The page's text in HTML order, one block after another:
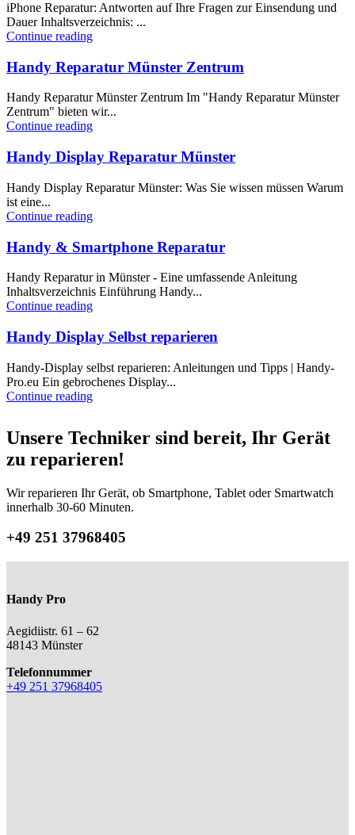
iPhone Reparatur: Antworten auf Ihre Fragen zur Einsendung und
Dauer Inhaltsverzeichnis: ...
Continue reading
Handy Reparatur Münster Zentrum
Handy Reparatur Münster Zentrum Im "Handy Reparatur Münster
Zentrum" bieten wir...
Continue reading
Handy Display Reparatur Münster
Handy Display Reparatur Münster: Was Sie wissen müssen Warum
ist eine...
Continue reading
Handy & Smartphone Reparatur
Handy Reparatur in Münster - Eine umfassende Anleitung
Inhaltsverzeichnis Einführung Handy...
Continue reading
Handy Display Selbst reparieren
Handy-Display selbst reparieren: Anleitungen und Tipps | Handy-
Pro.eu Ein gebrochenes Display...
Continue reading
Unsere Techniker sind bereit, Ihr Gerät
zu reparieren!
Wir reparieren Ihr Gerät, ob Smartphone, Tablet oder Smartwatch
innerhalb 30-60 Minuten.
+49 251 37968405
Handy Pro
Aegidiistr. 61 – 62
48143 Münster
Telefonnummer
+49 251 37968405